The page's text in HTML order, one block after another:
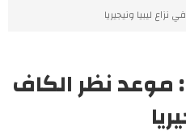
ليبيا ونيجيريا
موعد نظر الكاف